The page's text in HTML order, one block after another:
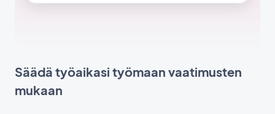
Säädä työaikasi työmaan vaatimusten
mukaan